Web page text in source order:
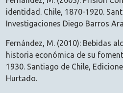
identidad. Chile, 1870-1920.
Investigaciones Diego Barros
Fernández, M. (2010): Bebidas
historia económica de su
1930. Santiago de Chile,
Hurtado.